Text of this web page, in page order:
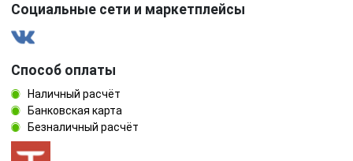
Социальные сети и маркетплейсы
Способ оплаты
Наличный расчёт
Банковская карта
Безналичный расчёт